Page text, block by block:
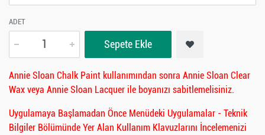
ADET
Sepete Ekle
Annie Sloan Chalk Paint kullanımından sonra Annie Sloan Clear
Wax veya Annie Sloan Lacquer ile boyanızı sabitlemelisiniz.
Uygulamaya Başlamadan Önce Menüdeki Uygulamalar - Teknik
Bilgiler Bölümünde Yer Alan Kullanım Klavuzlarını İncelemenizi